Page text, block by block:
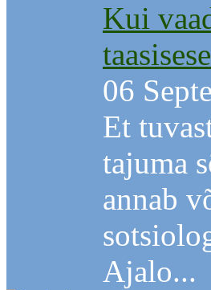
Kui
06
Et
tajuma
annab
Ajalo...